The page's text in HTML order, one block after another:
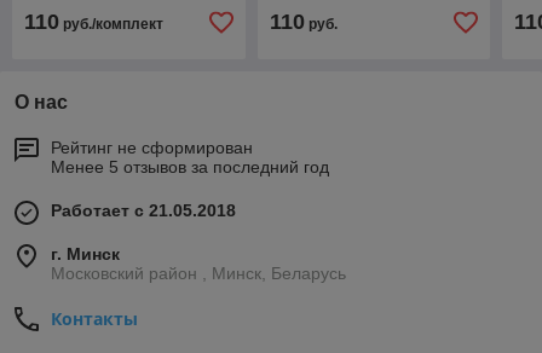
110 руб./комплект 110руб.
О нас
Рейтинг не сформирован
Менее 5 отзывов за последний год
Работает с 21.05.2018
г. Минск
Московский район , Минск, Беларусь
Контакты